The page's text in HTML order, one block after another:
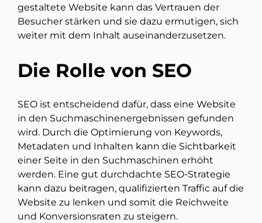
gestaltete Website kann das Vertrauen der
Besucher stärken und sie dazu ermutigen, sich
weiter mit dem Inhalt auseinanderzusetzen.
Die Rolle von SEO
SEO ist entscheidend dafür, dass eine Website
in den Suchmaschinenergebnissen gefunden
wird. Durch die Optimierung von Keywords,
Metadaten und Inhalten kann die Sichtbarkeit
einer Seite in den Suchmaschinen erhöht
werden. Eine gut durchdachte SEO-Strategie
kann dazu beitragen, qualifizierten Traffic auf die
Website zu lenken und somit die Reichweite
und Konversionsraten zu steigern.